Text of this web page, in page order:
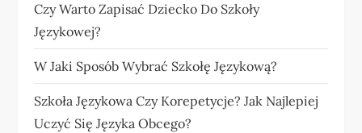
Czy Warto Zapisać Dziecko Do Szkoły
Językowej?
W Jaki Sposób Wybrać Szkołę Językową?
Szkoła Językowa Czy Korepetycje? Jak Najlepiej
Uczyć Się Języka Obcego?